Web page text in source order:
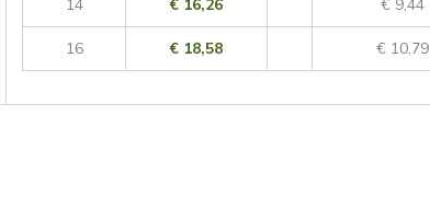
14 € 16,26 € 9,44
16 € 18,58 € 10,79